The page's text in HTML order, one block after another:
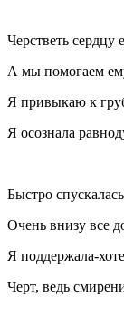
Черстветь сердцу
А мы помогаем
Я привыкаю к
Я осознала
Быстро
Очень внизу все
Я поддержала-
Черт, ведь